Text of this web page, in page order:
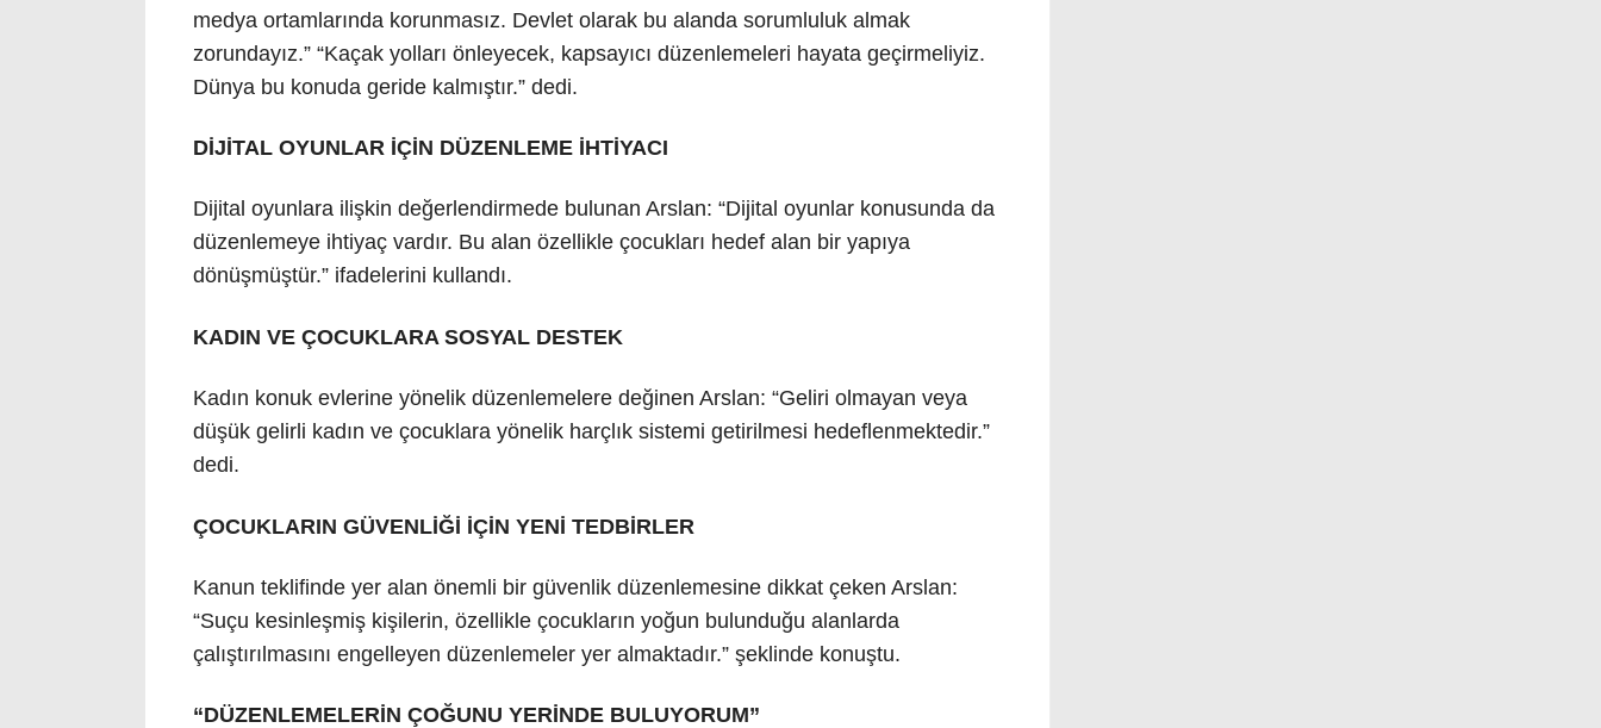
medya ortamlarında korunmasız. Devlet olarak bu alanda sorumluluk almak
zorundayız.” “Kaçak yolları önleyecek, kapsayıcı düzenlemeleri hayata geçirmeliyiz.
Dünya bu konuda geride kalmıştır.” dedi.
DİJİTAL OYUNLAR İÇİN DÜZENLEME İHTİYACI
Dijital oyunlara ilişkin değerlendirmede bulunan Arslan: “Dijital oyunlar konusunda da
düzenlemeye ihtiyaç vardır. Bu alan özellikle çocukları hedef alan bir yapıya
dönüşmüştür.” ifadelerini kullandı.
KADIN VE ÇOCUKLARA SOSYAL DESTEK
Kadın konuk evlerine yönelik düzenlemelere değinen Arslan: “Geliri olmayan veya
düşük gelirli kadın ve çocuklara yönelik harçlık sistemi getirilmesi hedeflenmektedir.”
dedi.
ÇOCUKLARIN GÜVENLİĞİ İÇİN YENİ TEDBİRLER
Kanun teklifinde yer alan önemli bir güvenlik düzenlemesine dikkat çeken Arslan:
“Suçu kesinleşmiş kişilerin, özellikle çocukların yoğun bulunduğu alanlarda
çalıştırılmasını engelleyen düzenlemeler yer almaktadır.” şeklinde konuştu.
“DÜZENLEMELERİN ÇOĞUNU YERİNDE BULUYORUM”